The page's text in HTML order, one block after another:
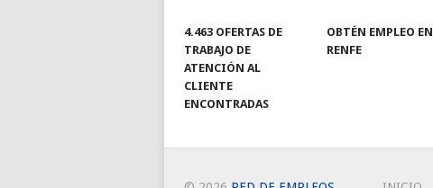
4.463 OFERTAS DE
TRABAJO DE
ATENCIÓN AL
CLIENTE
ENCONTRADAS
OBTÉN EMPLEO EN
RENFE